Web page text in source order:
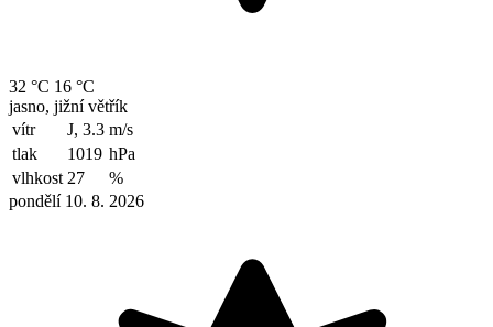
32 °C 16 °C
jasno, jižní větřík
vítr
J, 3.3 m/s
tlak
1019 hPa
vlhkost 27
%
pondělí 10. 8. 2026